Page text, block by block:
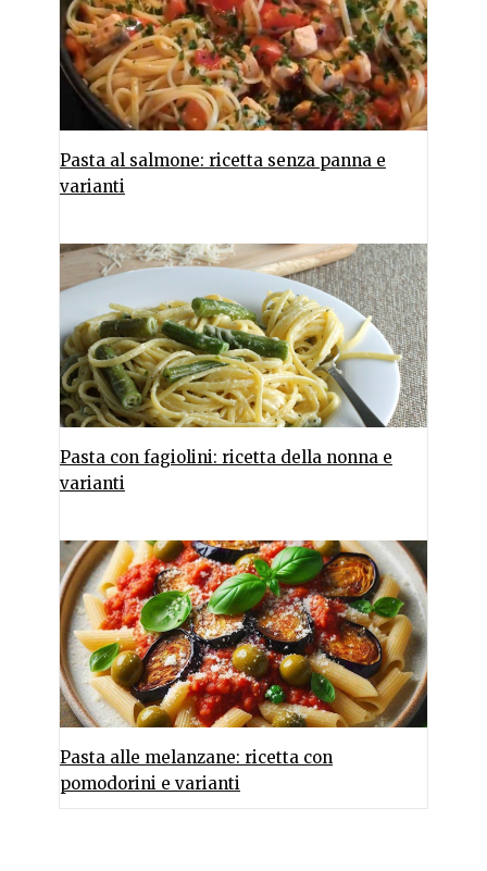
Pasta al salmone: ricetta senza panna e
varianti
Pasta con fagiolini: ricetta della nonna e
varianti
Pasta alle melanzane: ricetta con
pomodorini e varianti